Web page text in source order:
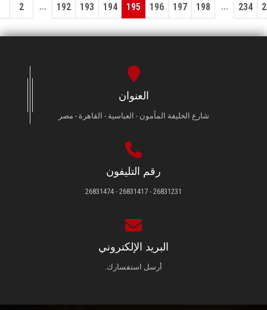
2 ... 192 193 194 195 196 197 198 ... 234
العنوان
شارع الخليفة المأمون - العباسية - القاهرة - مصر
رقم التليفون
26831231 - 26831417 - 26831474
البريد الإلكتروني
أرسل استفسارك.